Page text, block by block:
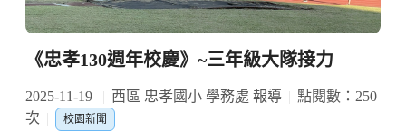
《忠孝130週年校慶》~三年級大隊接力
2025-11-19 西區 忠孝國小 學務處 報導
點閱數：250
次
校園新聞